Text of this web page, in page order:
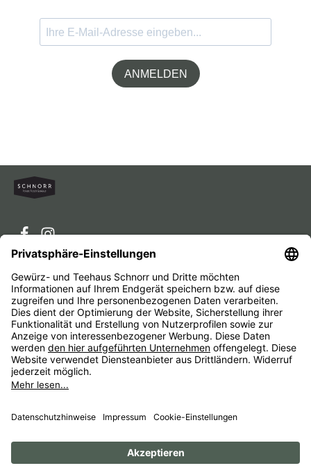
ANMELDEN
Service-Hotline
Service
Unternehmen
Alle Preise inkl. gesetzl. Mehrwertsteuer zzgl.
anders angegeben.
ImpressumAGBWiderrufsbelehrungenDatenschutz
Barrierefreiheit